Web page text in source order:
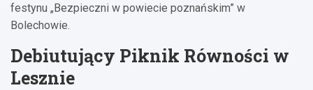
festynu „Bezpieczni w powiecie poznańskim” w
Bolechowie.
Debiutujący Piknik Równości w
Lesznie